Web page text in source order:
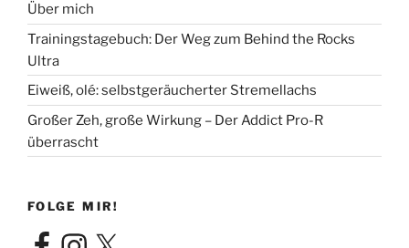
Über mich
Trainingstagebuch: Der Weg zum Behind the Rocks
Ultra
Eiweiß, olé: selbstgeräucherter Stremellachs
Großer Zeh, große Wirkung – Der Addict Pro-R
überrascht
FOLGE MIR!
FacebookInstagram
X